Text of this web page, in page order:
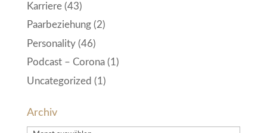
Karriere(43)
Paarbeziehung(2)
Personality(46)
Podcast – Corona(1)
Uncategorized (1)
Archiv